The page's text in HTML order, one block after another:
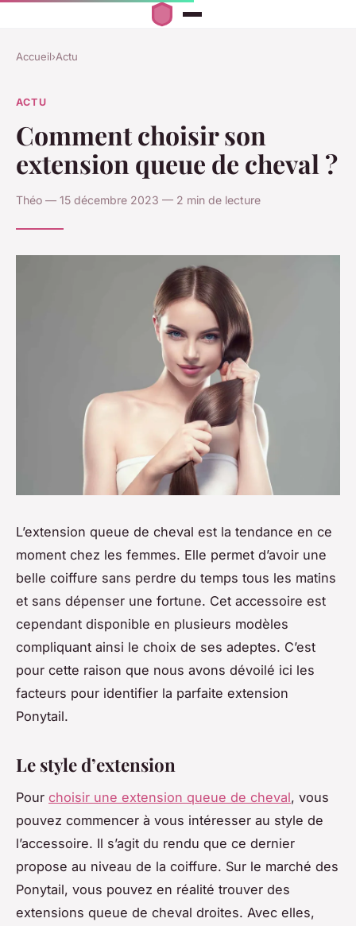
Accueil›Actu
ACTU
Comment choisir son
extension queue de cheval ?
Théo — 15 décembre 2023 — 2 min de lecture
L’extension queue de cheval est la tendance en ce
moment chez les femmes. Elle permet d’avoir une
belle coiffure sans perdre du temps tous les matins
et sans dépenser une fortune. Cet accessoire est
cependant disponible en plusieurs modèles
compliquant ainsi le choix de ses adeptes. C’est
pour cette raison que nous avons dévoilé ici les
facteurs pour identifier la parfaite extension
Ponytail.
Le style d’extension
Pour choisir une extension queue de cheval, vous
pouvez commencer à vous intéresser au style de
l’accessoire. Il s’agit du rendu que ce dernier
propose au niveau de la coiffure. Sur le marché des
Ponytail, vous pouvez en réalité trouver des
extensions queue de cheval droites. Avec elles,